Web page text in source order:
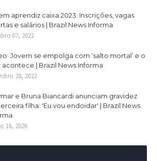
aprendiz caixa 2023: Inscrições, vagas
e salários | Brazil News Informa
07, 2022
Jovem se empolga com ‘salto mortal’ e o
acontece | Brazil News Informa
28, 2022
e Bruna Biancardi anunciam gravidez
filha: 'Eu vou endoidar' | Brazil News
16, 2026